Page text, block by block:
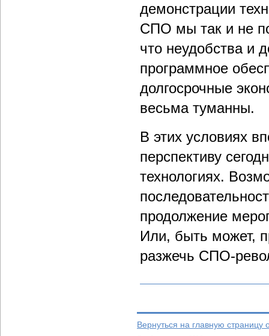
демонстрации
СПО мы так и не
что неудобства и
программное
долгосрочные
весьма туманны.
В этих условиях
перспективу
технологиях.
продолжение
Или, быть может,
разжечь СПО-
Вернуться на главную страницу